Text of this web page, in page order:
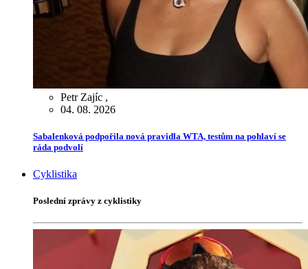
Petr Zajíc ,
04. 08. 2026
Sabalenková podpořila nová pravidla WTA, testům na pohlaví se
ráda podvolí
Cyklistika
Poslední zprávy z cyklistiky